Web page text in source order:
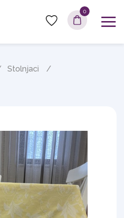
0
Stolnjaci